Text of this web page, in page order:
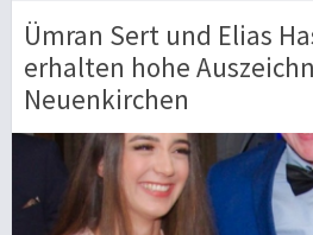
Ümran Sert und Elias
erhalten hohe
Neuenkirchen